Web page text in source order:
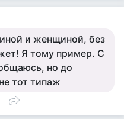
и женщиной, без
Я тому пример. С
но до
тот типаж